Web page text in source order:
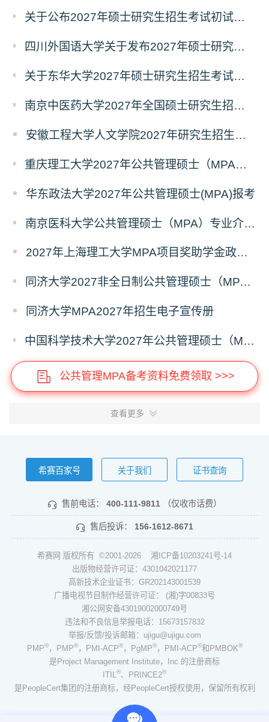
关于公布2027年硕士研究生招生考试初试自命题科目考试大纲的通知
四川外国语大学关于发布2027年硕士研究生招生考试自命题科目大纲的公告
关于东华大学2027年硕士研究生招生考试（初试）招生目录拟调整公告（一）
南京中医药大学2027年全国硕士研究生招生考试初试自命题科目考试内容及参考书目
安徽工程大学人文学院2027年研究生招生简章
重庆理工大学2027年公共管理硕士（MPA）专业学位研究生（双证）报考
华东政法大学2027年公共管理硕士(MPA)报考
南京医科大学公共管理硕士（MPA）专业介绍（2027年）
2027年上海理工大学MPA项目奖助学金政策发布
同济大学2027非全日制公共管理硕士（MPA）奖学金方案
同济大学MPA2027年招生电子宣传册
中国科学技术大学2027年公共管理硕士（MPA）专业学位研究生招生通知
公共管理MPA备考资料免费领取 >>>
查看更多
希赛百家号 关于我们 证书查询
售前电话： 400-111-9811 （仅收市话费）
售后投诉： 156-1612-8671
希赛网 版权所有 ©2001-2026 湘ICP备10203241号-14
出版物经营许可证：4301042021177
高新技术企业证书：GR202143001539
广播电视节目制作经营许可证： (湘)字00833号
湘公网安备43019002000749号
违法和不良信息举报电话：15673157832
举报/反馈/投诉邮箱：ujigu@ujigu.com
PMP®，PMP®，PMI-ACP®，PgMP®，PMI-ACP®和PMBOK®
是Project Management Institute，Inc.的注册商标
ITIL®、PRINCE2®
是PeopleCert集团的注册商标，经PeopleCert授权使用，保留所有权利